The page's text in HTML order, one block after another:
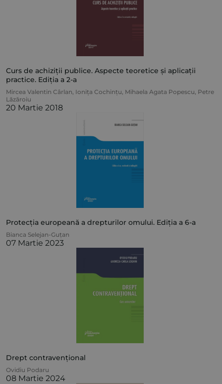
Curs de achiziții publice. Aspecte teoretice și aplicații
practice. Ediția a 2-a
Mircea Valentin Cârlan, Ionița Cochințu, Mihaela Agata Popescu, Petre
Lăzăroiu
20 Martie 2018
Protecția europeană a drepturilor omului. Ediția a 6-a
Bianca Selejan-Guțan
07 Martie 2023
Drept contravențional
Ovidiu Podaru
08 Martie 2024